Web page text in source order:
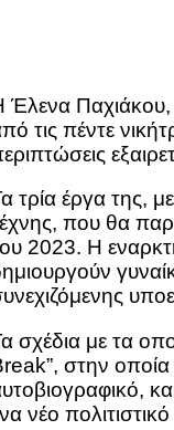
Έλενα Παχιάκου,
τις πέντε
τρία έργα της,
που θα
2023. Η
σχέδια με τα
στην οποία
νέο